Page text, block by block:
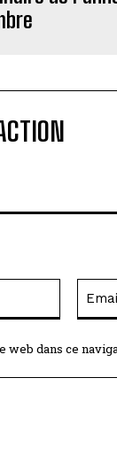
dans ce